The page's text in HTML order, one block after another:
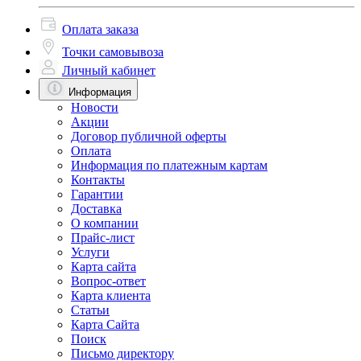
Оплата заказа
Точки самовывоза
Личный кабинет
Информация
Новости
Акции
Договор публичной оферты
Оплата
Информация по платежным картам
Контакты
Гарантии
Доставка
О компании
Прайс-лист
Услуги
Карта сайта
Вопрос-ответ
Карта клиента
Статьи
Карта Сайта
Поиск
Письмо директору